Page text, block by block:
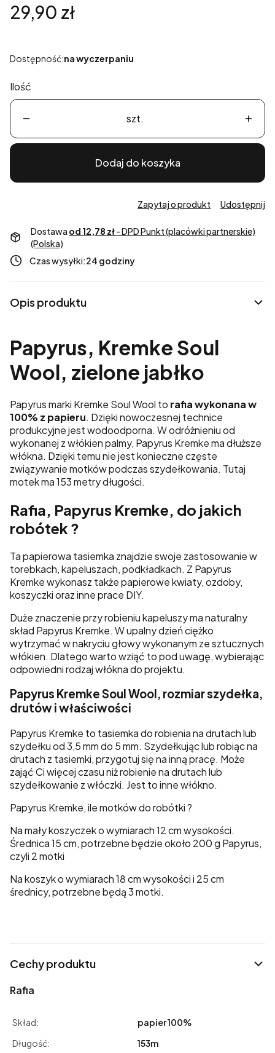
Cena
29,90 zł
Dostępność:na wyczerpaniu
Ilość
szt.
Dodaj do koszyka
Zapytaj o produkt Udostępnij
Dostawa od 12,78 zł- DPD Punkt (placówki partnerskie)
(Polska)
Czas wysyłki:24 godziny
Opis produktu
Papyrus, Kremke Soul
Wool, zielone jabłko
Papyrus marki Kremke Soul Wool to rafia wykonana w
100% z papieru. Dzięki nowoczesnej technice
produkcyjne jest wodoodporna. W odróżnieniu od
wykonanej z włókien palmy, Papyrus Kremke ma dłuższe
włókna. Dzięki temu nie jest konieczne częste
związywanie motków podczas szydełkowania. Tutaj
motek ma 153 metry długości.
Rafia, Papyrus Kremke, do jakich
robótek ?
Ta papierowa tasiemka znajdzie swoje zastosowanie w
torebkach, kapeluszach, podkładkach. Z Papyrus
Kremke wykonasz także papierowe kwiaty, ozdoby,
koszyczki oraz inne prace DIY.
Duże znaczenie przy robieniu kapeluszy ma naturalny
skład Papyrus Kremke. W upalny dzień ciężko
wytrzymać w nakryciu głowy wykonanym ze sztucznych
włókien. Dlatego warto wziąć to pod uwagę, wybierając
odpowiedni rodzaj włókna do projektu.
Papyrus Kremke Soul Wool, rozmiar szydełka,
drutów i właściwości
Papyrus Kremke to tasiemka do robienia na drutach lub
szydełku od 3,5 mm do 5 mm. Szydełkując lub robiąc na
drutach z tasiemki, przygotuj się na inną pracę. Może
zająć Ci więcej czasu niż robienie na drutach lub
szydełkowanie z włóczki. Jest to inne włókno.
Papyrus Kremke, ile motków do robótki ?
Na mały koszyczek o wymiarach 12 cm wysokości.
Średnica 15 cm, potrzebne będzie około 200 g Papyrus,
czyli 2 motki
Na koszyk o wymiarach 18 cm wysokości i 25 cm
średnicy, potrzebne będą 3 motki.
Cechy produktu
Rafia
Skład:
papier 100%
Długość:
153m